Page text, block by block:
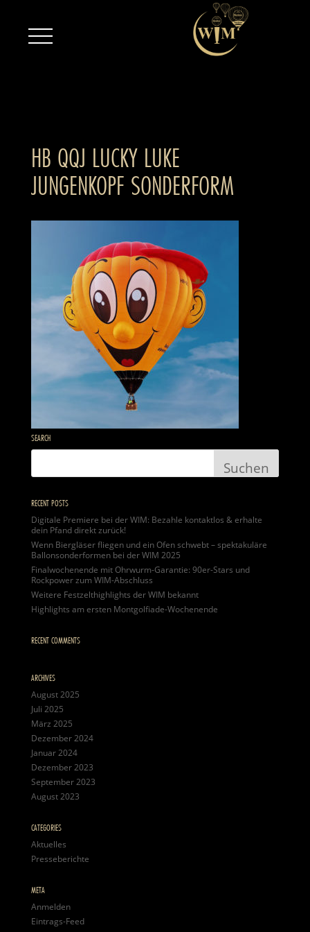
HB QQJ LUCKY LUKE
JUNGENKOPF SONDERFORM
SEARCH
RECENT POSTS
Digitale Premiere bei der WIM: Bezahle kontaktlos & erhalte
dein Pfand direkt zurück!
Wenn Biergläser fliegen und ein Ofen schwebt – spektakuläre
Ballonsonderformen bei der WIM 2025
Finalwochenende mit Ohrwurm-Garantie: 90er-Stars und
Rockpower zum WIM-Abschluss
Weitere Festzelthighlights der WIM bekannt
Highlights am ersten Montgolfiade-Wochenende
RECENT COMMENTS
ARCHIVES
August 2025
Juli 2025
März 2025
Dezember 2024
Januar 2024
Dezember 2023
September 2023
August 2023
CATEGORIES
Aktuelles
Presseberichte
META
Anmelden
Eintrags-Feed